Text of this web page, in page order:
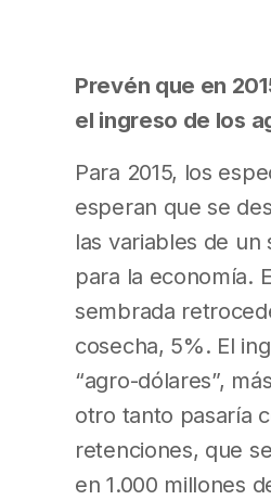
Prevén que en
el ingreso de los
Para 2015, los
esperan que se
las variables de un
para la economía.
sembrada
cosecha, 5%. El
“agro-dólares”,
otro tanto pasaría
retenciones, que
en 1.000 millones